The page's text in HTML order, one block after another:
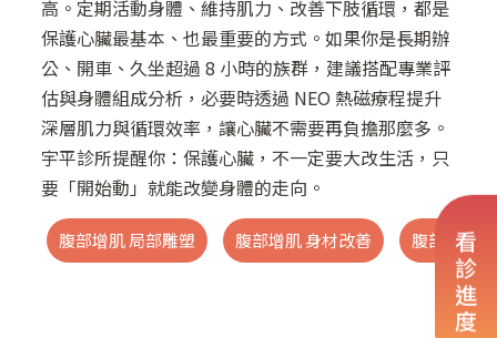
看診進度
高。定期活動身體、維持肌力、改善下肢循環，都是
保護心臟最基本、也最重要的方式。如果你是長期辦
公、開車、久坐超過 8 小時的族群，建議搭配專業評
估與身體組成分析，必要時透過 NEO 熱磁療程提升
深層肌力與循環效率，讓心臟不需要再負擔那麼多。
宇平診所提醒你：保護心臟，不一定要大改生活，只
要「開始動」就能改變身體的走向。
腹部增肌 局部雕塑 腹部增肌 身材改善 腹部增肌